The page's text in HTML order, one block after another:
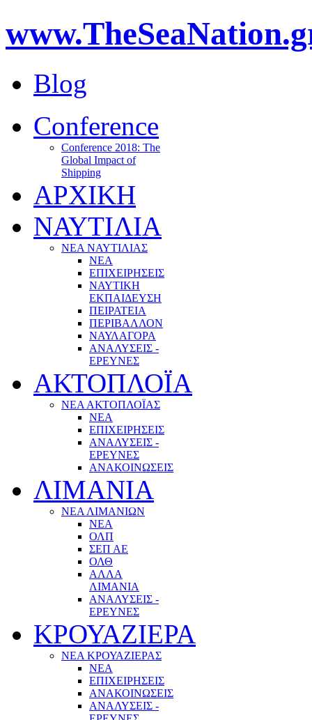
Blog
Conference
Conference 2018: The
Global Impact of
Shipping
ΑΡΧΙΚΗ
ΝΑΥΤΙΛΙΑ
ΝΕΑ ΝΑΥΤΙΛΙΑΣ
ΝΕΑ
ΕΠΙΧΕΙΡΗΣΕΙΣ
ΝΑΥΤΙΚΗ
ΕΚΠΑΙΔΕΥΣΗ
ΠΕΙΡΑΤΕΙΑ
ΠΕΡΙΒΑΛΛΟΝ
ΝΑΥΛΑΓΟΡΑ
ΑΝΑΛΥΣΕΙΣ -
ΕΡΕΥΝΕΣ
ΑΚΤΟΠΛΟΪΑ
ΝΕΑ ΑΚΤΟΠΛΟΪΑΣ
ΝΕΑ
ΕΠΙΧΕΙΡΗΣΕΙΣ
ΑΝΑΛΥΣΕΙΣ -
ΕΡΕΥΝΕΣ
ΑΝΑΚΟΙΝΩΣΕΙΣ
ΛΙΜΑΝΙΑ
ΝΕΑ ΛΙΜΑΝΙΩΝ
ΝΕΑ
ΟΛΠ
ΣΕΠ ΑΕ
ΟΛΘ
ΑΛΛΑ
ΛΙΜΑΝΙΑ
ΑΝΑΛΥΣΕΙΣ -
ΕΡΕΥΝΕΣ
ΚΡΟΥΑΖΙΕΡΑ
ΝΕΑ ΚΡΟΥΑΖΙΕΡΑΣ
NEA
ΕΠΙΧΕΙΡΗΣΕΙΣ
ΑΝΑΚΟΙΝΩΣΕΙΣ
ΑΝΑΛΥΣΕΙΣ -